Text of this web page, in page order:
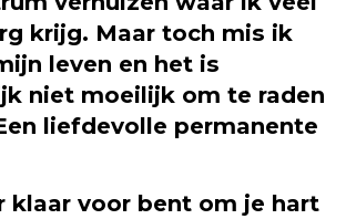
krijg. Maar toch mis ik
leven en het is
niet moeilijk om te raden
liefdevolle permanente
klaar voor bent om je hart